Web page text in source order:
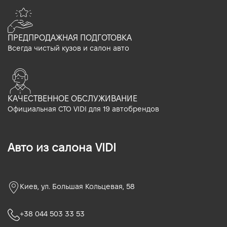
ПРЕДПРОДАЖНАЯ ПОДГОТОВКА
Всегда чистый кузов и салон авто
КАЧЕСТВЕННОЕ ОБСЛУЖИВАНИЕ
Официальная СТО VIDI для 19 автобрендов
Авто из салона VIDI
Киев, ул. Большая Кольцевая, 58
+38 044 503 33 53